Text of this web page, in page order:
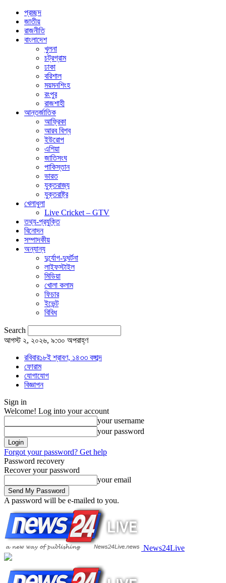
প্রচ্ছদ
জাতীয়
রাজনীতি
বাংলাদেশ
খুলনা
চট্রগ্রাম
ঢাকা
বরিশাল
ময়মনশিংহ
রংপুর
রাজশাহী
আন্তর্জাতিক
আফ্রিকা
আরব বিশ্ব
ইউরোপ
এশিয়া
জাতিসংঘ
পাকিস্তান
ভারত
যুক্তরাজ্য
যুক্তরাষ্ট্র
খেলাধুলা
Live Cricket – GTV
তথ্য-প্রযুক্তি
বিনোদন
সম্পাদকীয়
অন্যান্য
দুর্যোগ-দুঘর্টনা
লাইফস্টাইল
মিডিয়া
খোলা কলাম
ফিচার
ইভেন্ট
বিবিধ
Search
আগস্ট ২, ২০২৬, ৯:৩০ অপরাহ্ণ
রবিবার১৮ই শ্রাবণ, ১৪৩৩ বঙ্গাব্দ
ফোরাম
যোগাযোগ
বিজ্ঞাপন
Sign in
Welcome! Log into your account
your username
your password
Forgot your password? Get help
Password recovery
Recover your password
your email
A password will be e-mailed to you.
News24Live